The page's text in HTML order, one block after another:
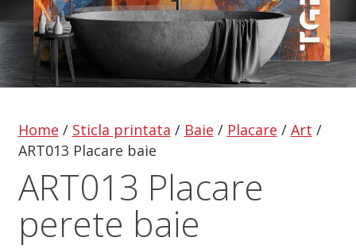
Home / Sticla printata / Baie / Placare / Art /
ART013 Placare baie
ART013 Placare
perete baie